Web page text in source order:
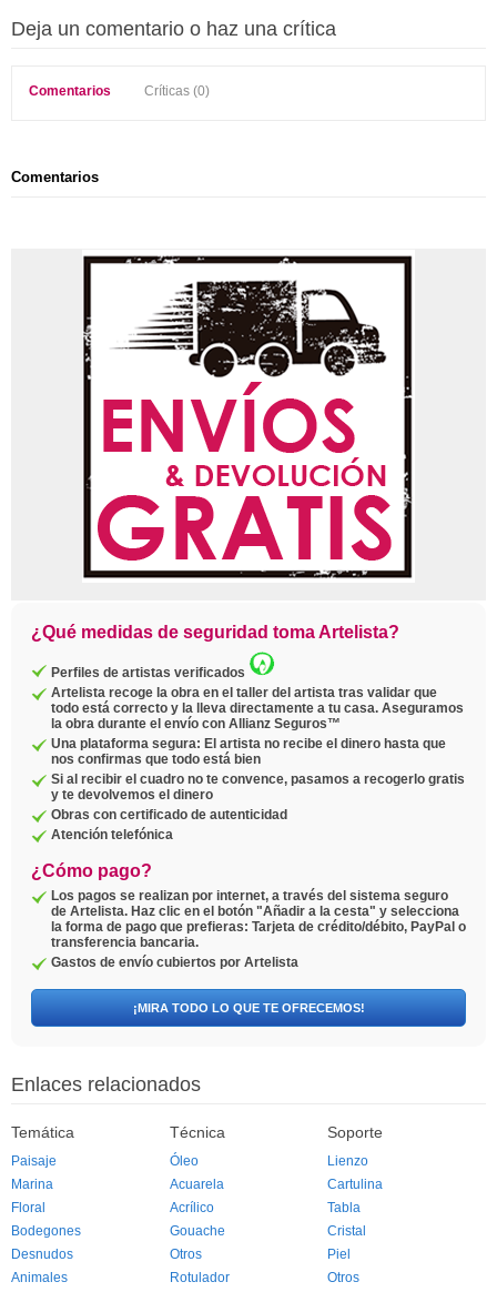
Deja un comentario o haz una crítica
Comentarios Críticas (0)
Comentarios
¿Qué medidas de seguridad toma Artelista?
Perfiles de artistas verificados
Artelista recoge la obra en el taller del artista tras validar que
todo está correcto y la lleva directamente a tu casa. Aseguramos
la obra durante el envío con Allianz Seguros™
Una plataforma segura: El artista no recibe el dinero hasta que
nos confirmas que todo está bien
Si al recibir el cuadro no te convence, pasamos a recogerlo gratis
y te devolvemos el dinero
Obras con certificado de autenticidad
Atención telefónica
¿Cómo pago?
Los pagos se realizan por internet, a través del sistema seguro
de Artelista. Haz clic en el botón "Añadir a la cesta" y selecciona
la forma de pago que prefieras: Tarjeta de crédito/débito, PayPal o
transferencia bancaria.
Gastos de envío cubiertos por Artelista
¡MIRA TODO LO QUE TE OFRECEMOS!
Enlaces relacionados
Temática
Paisaje
Marina
Floral
Bodegones
Desnudos
Animales
Técnica
Óleo
Acuarela
Acrílico
Gouache
Otros
Rotulador
Soporte
Lienzo
Cartulina
Tabla
Cristal
Piel
Otros